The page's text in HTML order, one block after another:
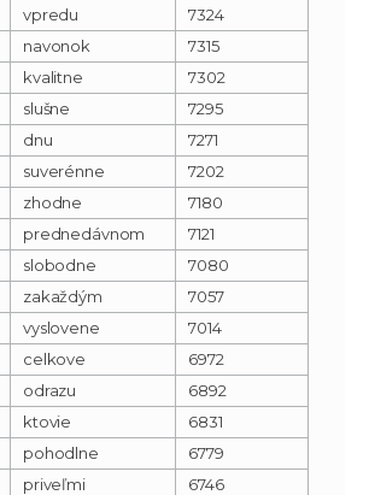
vpredu
7324
navonok
7315
kvalitne
7302
slušne
7295
dnu
7271
suverénne
7202
zhodne
7180
prednedávnom
7121
slobodne
7080
zakaždým
7057
vyslovene
7014
celkove
6972
odrazu
6892
ktovie
6831
pohodlne
6779
priveľmi
6746